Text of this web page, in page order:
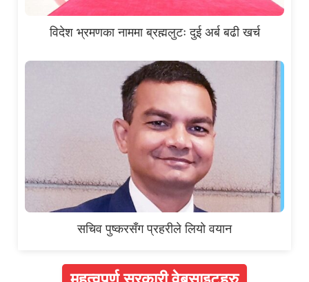
विदेश भ्रमणका नाममा ब्रह्मलुटः दुई अर्ब बढी खर्च
सचिव पुष्करसँग प्रहरीले लियो वयान